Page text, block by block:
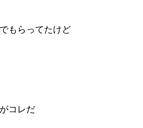
もらってたけど
コレだ